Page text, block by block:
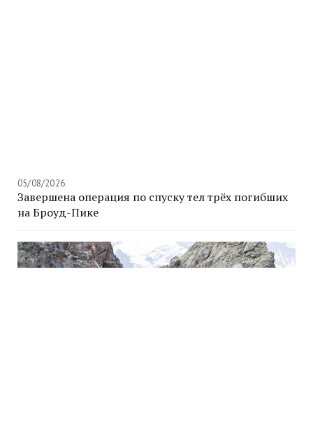
05/08/2026
Завершена операция по спуску тел трёх погибших
на Броуд-Пике